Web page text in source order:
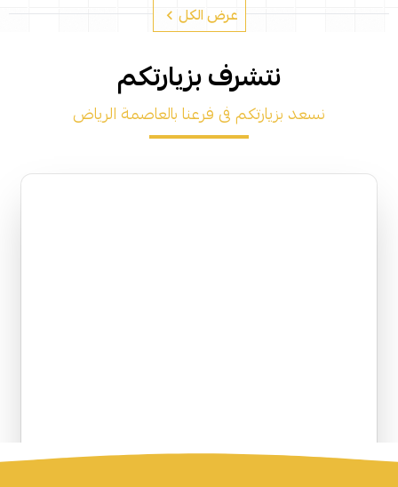
عرض الكل
نتشرف بزيارتكم
نسعد بزيارتكم فى فرعنا بالعاصمة الرياض